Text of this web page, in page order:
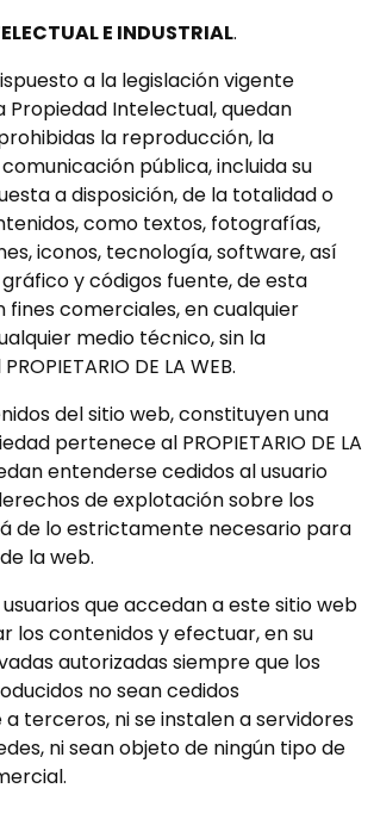
E INDUSTRIAL.
a la legislación vigente
Propiedad Intelectual, quedan
la reproducción, la
pública, incluida su
a disposición, de la totalidad o
como textos, fotografías,
iconos, tecnología, software, así
y códigos fuente, de esta
fines comerciales, en cualquier
medio técnico, sin la
DE LA WEB.
del sitio web, constituyen una
pertenece al PROPIETARIO DE LA
entenderse cedidos al usuario
de explotación sobre los
de lo estrictamente necesario para
la web.
usuarios que accedan a este sitio web
los contenidos y efectuar, en su
autorizadas siempre que los
no sean cedidos
terceros, ni se instalen a servidores
ni sean objeto de ningún tipo de